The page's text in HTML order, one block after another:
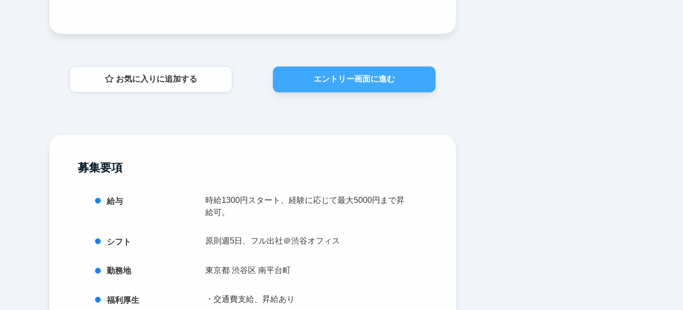
お気に入りに追加する エントリー画面に進む
募集要項
給与
時給1300円スタート、経験に応じて最大5000円まで昇
給可。
シフト 原則週5日、フル出社＠渋谷オフィス
勤務地 東京都 渋谷区 南平台町
福利厚生 ・交通費支給、昇給あり